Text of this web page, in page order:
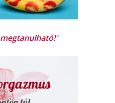
megtanulható!”